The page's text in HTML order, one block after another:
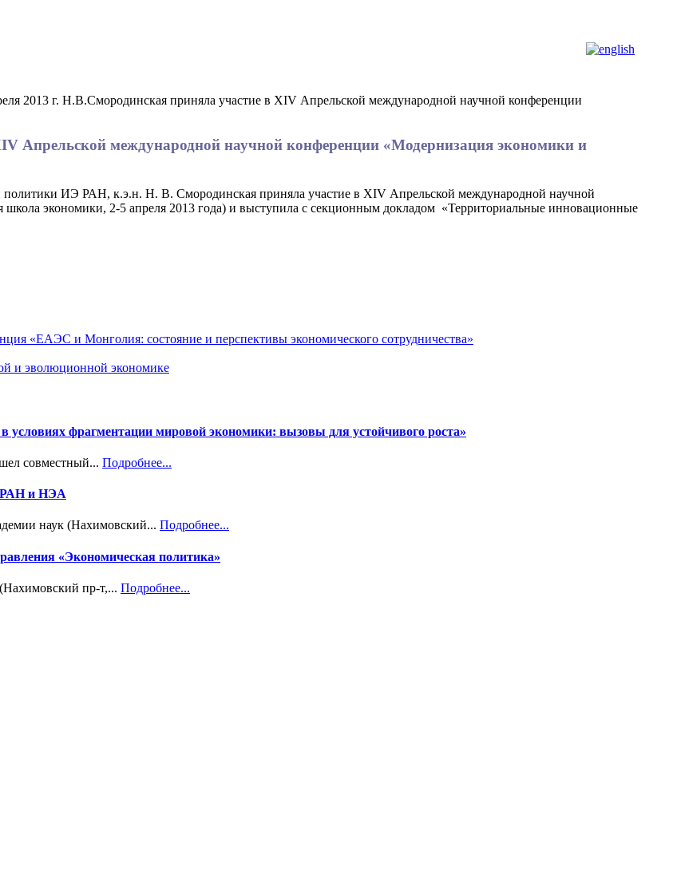
2013 г. Н.В.Смородинская приняла участие в XIV Апрельской международной научной конференции
Апрельской международной научной конференции «Модернизация экономики и
политики ИЭ РАН, к.э.н. Н. В. Смородинская приняла участие в XIV Апрельской международной научной
экономики, 2-5 апреля 2013 года) и выступила с секционным докладом «Территориальные инновационные
«ЕАЭС и Монголия: состояние и перспективы экономического сотрудничества»
и эволюционной экономике
фрагментации мировой экономики: вызовы для устойчивого роста»
совместный... Подробнее...
РАН и НЭА
наук (Нахимовский... Подробнее...
«Экономическая политика»
пр-т,... Подробнее...